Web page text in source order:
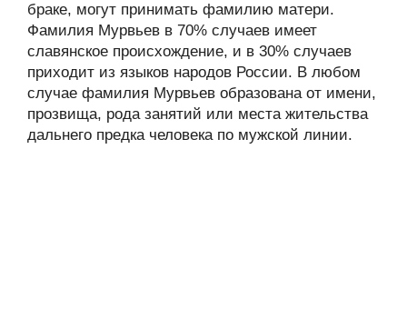
браке, могут принимать фамилию матери.
Фамилия Мурвьев в 70% случаев имеет
славянское происхождение, и в 30% случаев
приходит из языков народов России. В любом
случае фамилия Мурвьев образована от имени,
прозвища, рода занятий или места жительства
дальнего предка человека по мужской линии.